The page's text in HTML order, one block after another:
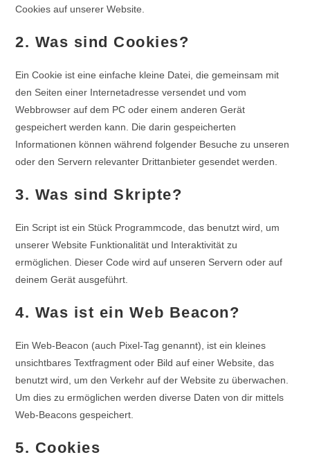
Cookies auf unserer Website.
2. Was sind Cookies?
Ein Cookie ist eine einfache kleine Datei, die gemeinsam mit
den Seiten einer Internetadresse versendet und vom
Webbrowser auf dem PC oder einem anderen Gerät
gespeichert werden kann. Die darin gespeicherten
Informationen können während folgender Besuche zu unseren
oder den Servern relevanter Drittanbieter gesendet werden.
3. Was sind Skripte?
Ein Script ist ein Stück Programmcode, das benutzt wird, um
unserer Website Funktionalität und Interaktivität zu
ermöglichen. Dieser Code wird auf unseren Servern oder auf
deinem Gerät ausgeführt.
4. Was ist ein Web Beacon?
Ein Web-Beacon (auch Pixel-Tag genannt), ist ein kleines
unsichtbares Textfragment oder Bild auf einer Website, das
benutzt wird, um den Verkehr auf der Website zu überwachen.
Um dies zu ermöglichen werden diverse Daten von dir mittels
Web-Beacons gespeichert.
5. Cookies